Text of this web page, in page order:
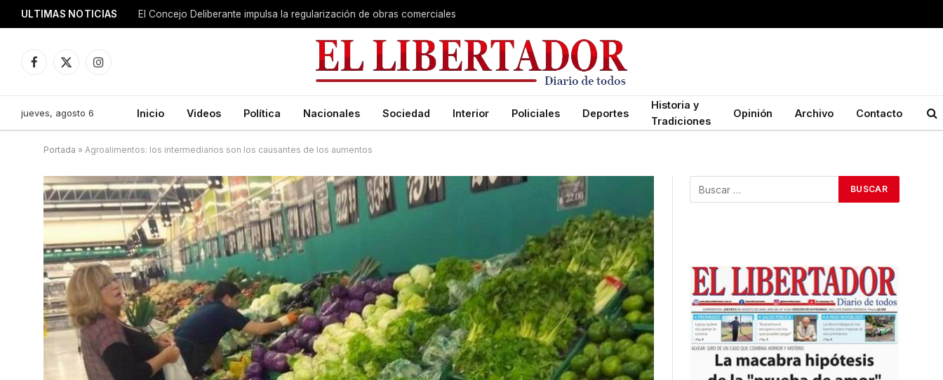
ULTIMAS NOTICIAS El Concejo Deliberante impulsa la regularización de obras comerciales
Facebook
X
Instagram
jueves, agosto 6 Inicio Videos Política Nacionales Sociedad Interior Policiales Deportes
Historia y
Tradiciones
Opinión Archivo Contacto
Portada » Agroalimentos: los intermediarios son los causantes de los aumentos